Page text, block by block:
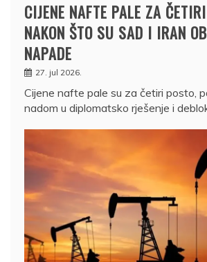
CIJENE NAFTE PALE ZA
NAKON ŠTO SU SAD I IRAN
NAPADE
27. jul 2026.
Cijene nafte pale su za četiri posto,
nadom u diplomatsko rješenje i